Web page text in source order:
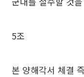
5조
본 양해각서 체결